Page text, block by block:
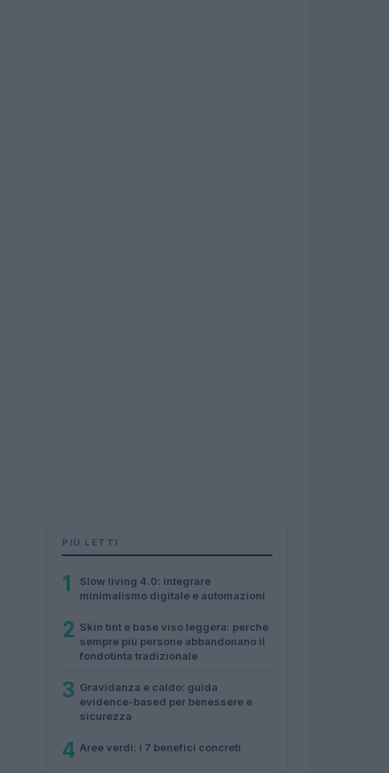
PIÙ LETTI
1
Slow living 4.0: integrare
minimalismo digitale e automazioni
2 Skin tint e base viso leggera: perché
sempre più persone abbandonano il
fondotinta tradizionale
3 Gravidanza e caldo: guida
evidence-based per benessere e
sicurezza
4 Aree verdi: i 7 benefici concreti